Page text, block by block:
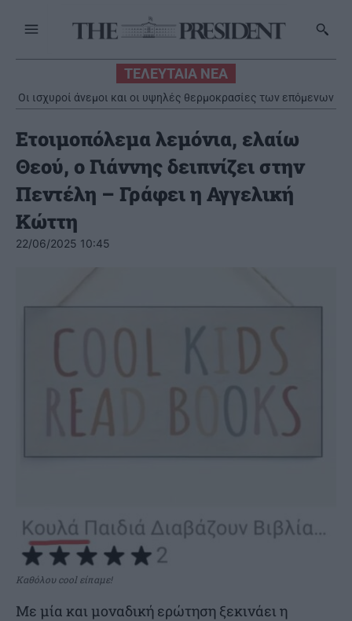
ΤΕΛΕΥΤΑΙΑ ΝΕΑ
Οι ισχυροί άνεμοι και οι υψηλές θερμοκρασίες των επόμενων
ημερών στο επίκεντρο συνεδρίασης της Επιτροπής Εκτίμησης
Ετοιμοπόλεμα λεμόνια, ελαίω
Θεού, ο Γιάννης δειπνίζει στην
Πεντέλη – Γράφει η Αγγελική
Κώττη
22/06/2025 10:45
Καθόλου cool είπαμε!
Με μία και μοναδική ερώτηση ξεκινάει η